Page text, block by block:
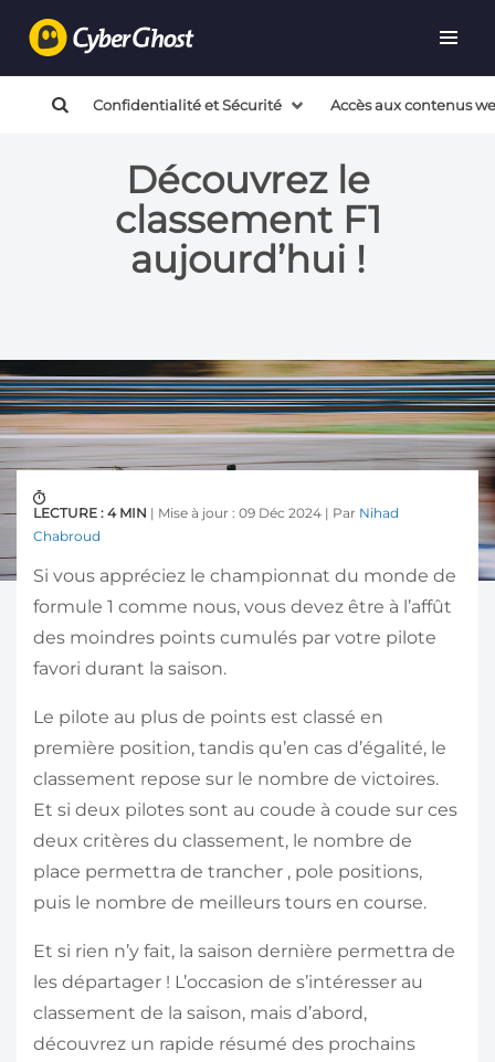
Confidentialité et Sécurité Accès aux contenus
Découvrez le
classement F1
aujourd’hui !
LECTURE : 4 MIN | Mise à jour : 09 Déc 2024 | Par Nihad
Chabroud
Si vous appréciez le championnat du monde de
formule 1 comme nous, vous devez être à l’affût
des moindres points cumulés par votre pilote
favori durant la saison.
Le pilote au plus de points est classé en
première position, tandis qu’en cas d’égalité, le
classement repose sur le nombre de victoires.
Et si deux pilotes sont au coude à coude sur ces
deux critères du classement, le nombre de
place permettra de trancher , pole positions,
puis le nombre de meilleurs tours en course.
Et si rien n’y fait, la saison dernière permettra de
les départager ! L’occasion de s’intéresser au
classement de la saison, mais d’abord,
découvrez un rapide résumé des prochains